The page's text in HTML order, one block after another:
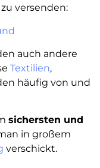
versenden:
auch andere
Textilien,
häufig von und
sichersten und
in großem
verschickt.